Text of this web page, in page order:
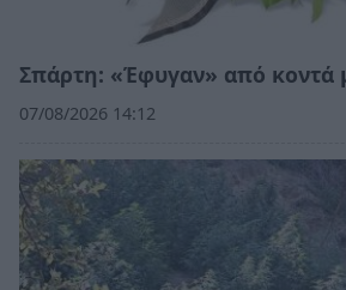
Σπάρτη: «Έφυγαν» από κοντά
07/08/2026 14:12